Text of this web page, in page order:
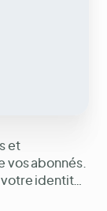
et
vos abonnés.
identité